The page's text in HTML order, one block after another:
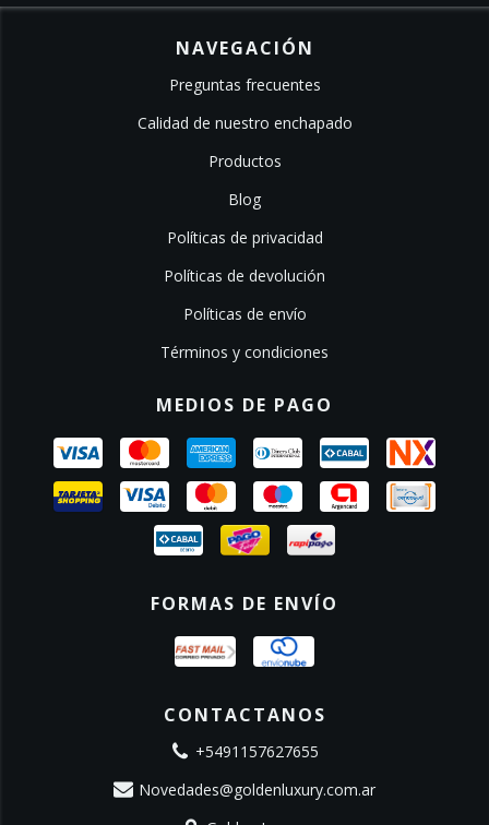
NAVEGACIÓN
Preguntas frecuentes
Calidad de nuestro enchapado
Productos
Blog
Políticas de privacidad
Políticas de devolución
Políticas de envío
Términos y condiciones
MEDIOS DE PAGO
FORMAS DE ENVÍO
CONTACTANOS
+5491157627655
Novedades@goldenluxury.com.ar